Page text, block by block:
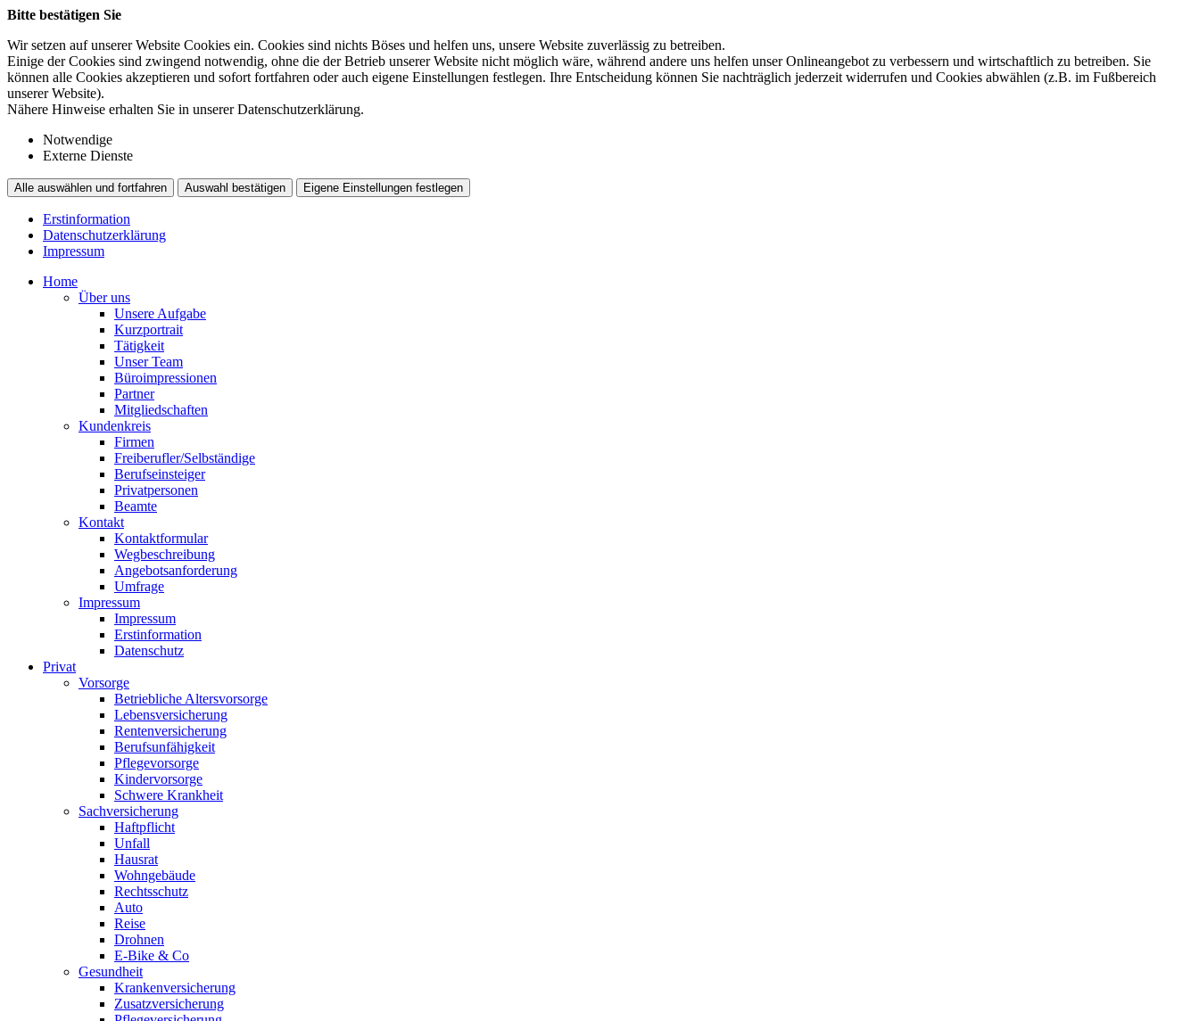
Bitte bestätigen Sie
Wir setzen auf unserer Website Cookies ein. Cookies sind nichts Böses und helfen uns, unsere Website zuverlässig zu betreiben.
Einige der Cookies sind zwingend notwendig, ohne die der Betrieb unserer Website nicht möglich wäre, während andere uns helfen unser Onlineangebot zu verbessern und wirtschaftlich zu betreiben. Sie
können alle Cookies akzeptieren und sofort fortfahren oder auch eigene Einstellungen festlegen. Ihre Entscheidung können Sie nachträglich jederzeit widerrufen und Cookies abwählen (z.B. im Fußbereich
unserer Website).
Nähere Hinweise erhalten Sie in unserer Datenschutzerklärung.
Notwendige
Externe Dienste
Alle auswählen und fortfahren Auswahl bestätigen Eigene Einstellungen festlegen
Erstinformation
Datenschutzerklärung
Impressum
Home
Über uns
Unsere Aufgabe
Kurzportrait
Tätigkeit
Unser Team
Büroimpressionen
Partner
Mitgliedschaften
Kundenkreis
Firmen
Freiberufler/Selbständige
Berufseinsteiger
Privatpersonen
Beamte
Kontakt
Kontaktformular
Wegbeschreibung
Angebotsanforderung
Umfrage
Impressum
Impressum
Erstinformation
Datenschutz
Privat
Vorsorge
Betriebliche Altersvorsorge
Lebensversicherung
Rentenversicherung
Berufsunfähigkeit
Pflegevorsorge
Kindervorsorge
Schwere Krankheit
Sachversicherung
Haftpflicht
Unfall
Hausrat
Wohngebäude
Rechtsschutz
Auto
Reise
Drohnen
E-Bike & Co
Gesundheit
Krankenversicherung
Zusatzversicherung